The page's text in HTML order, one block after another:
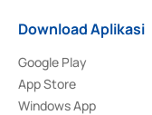
Download Aplikasi
Google Play
App Store
Windows App